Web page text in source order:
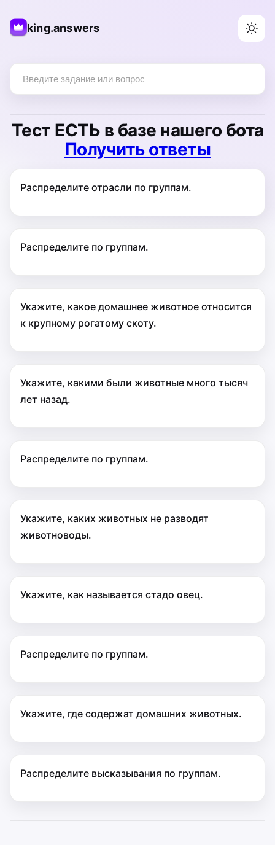
king.answers
Тест ЕСТЬ в базе нашего бота
Получить ответы
Распределите отрасли по группам.
Распределите по группам.
Укажите, какое домашнее животное относится
к крупному рогатому скоту.
Укажите, какими были животные много тысяч
лет назад.
Распределите по группам.
Укажите, каких животных не разводят
животноводы.
Укажите, как называется стадо овец.
Распределите по группам.
Укажите, где содержат домашних животных.
Распределите высказывания по группам.